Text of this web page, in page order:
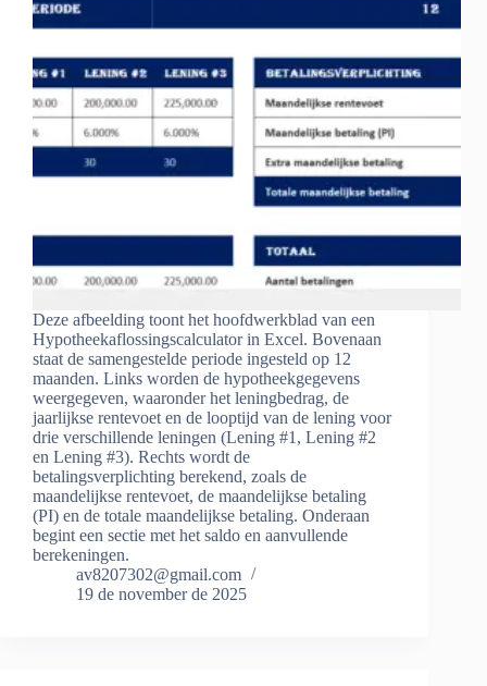
Deze afbeelding toont het hoofdwerkblad van een
Hypotheekaflossingscalculator in Excel. Bovenaan
staat de samengestelde periode ingesteld op 12
maanden. Links worden de hypotheekgegevens
weergegeven, waaronder het leningbedrag, de
jaarlijkse rentevoet en de looptijd van de lening voor
drie verschillende leningen (Lening #1, Lening #2
en Lening #3). Rechts wordt de
betalingsverplichting berekend, zoals de
maandelijkse rentevoet, de maandelijkse betaling
(PI) en de totale maandelijkse betaling. Onderaan
begint een sectie met het saldo en aanvullende
berekeningen.
av8207302@gmail.com
19 de november de 2025